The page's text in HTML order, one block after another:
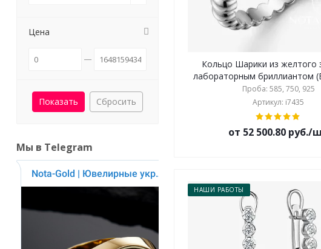
Кольцо Шарики из желтого
лабораторным бриллиантом
Проба: 585, 750, 925
Артикул: i7435
от 52 500.80 руб./
НАШИ РАБОТЫ
Цена
Сбросить
Мы в Telegram